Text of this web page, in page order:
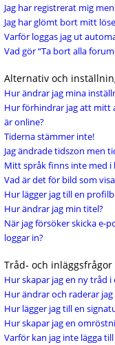
Jag har registrerat mig
Jag har glömt bort mitt
Varför loggas jag ut
Vad gör “Ta bort alla
Alternativ och
Hur ändrar jag mina
Hur förhindrar jag att mitt
är online?
Tiderna stämmer inte!
Jag ändrade tidszon men
Mitt språk finns inte med i
Vad är det för bild som
Hur lägger jag till en
Hur ändrar jag min titel?
När jag försöker skicka e-
loggar in?
Tråd- och inläggsfrågor
Hur skapar jag en ny tråd i
Hur ändrar och raderar jag
Hur lägger jag till en
Hur skapar jag en
Varför kan jag inte lägga